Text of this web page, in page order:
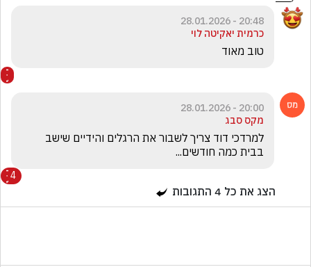
20:48 - 28.01.2026
כרמית יאקיטה לוי
טוב מאוד
20:00 - 28.01.2026
מקס סבג
בבית כמה חודשים...
4
הצג את כל 4 התגובות